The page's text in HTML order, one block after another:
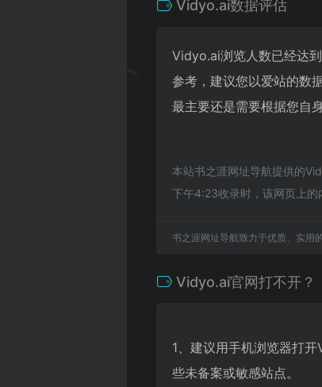
Vidyo.ai数据评估
Vidyo.ai浏览人数已经达
参考，建议您以爱站的数
最主要还是需要根据您自
本站书之涯网址导航提供的
下午4:23收录时，该网页上的
书之涯网址导航致力于优质、实用
Vidyo.ai官网打不开？
1、建议用手机浏览器打
些未备案或敏感站点。